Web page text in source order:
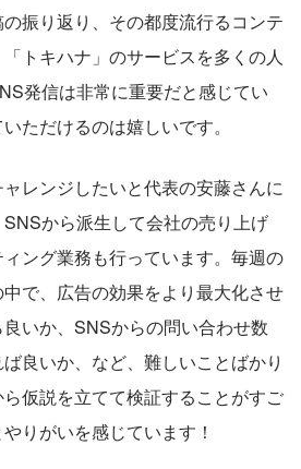
振り返り、その都度流行るコンテ
トキハナ」のサービスを多くの人
発信は非常に重要だと感じてい
ただけるのは嬉しいです。
レンジしたいと代表の安藤さんに
から派生して会社の売り上げ
ング業務も行っています。毎週の
で、広告の効果をより最大化させ
いか、SNSからの問い合わせ数
良いか、など、難しいことばかり
仮説を立てて検証することがすご
りがいを感じています！